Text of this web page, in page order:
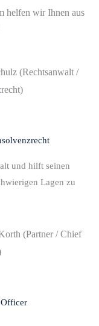
helfen wir Ihnen aus
und hilft seinen
Lagen zu
Officer